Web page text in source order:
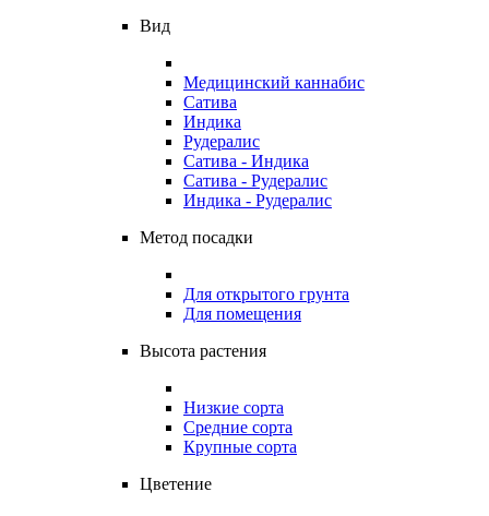
Вид
Медицинский каннабис
Сатива
Индика
Рудералис
Сатива - Индика
Сатива - Рудералис
Индика - Рудералис
Метод посадки
Для открытого грунта
Для помещения
Высота растения
Низкие сорта
Средние сорта
Крупные сорта
Цветение